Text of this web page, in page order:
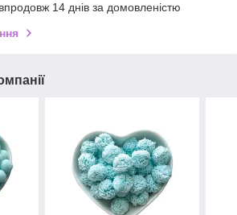
14 днів за домовленістю